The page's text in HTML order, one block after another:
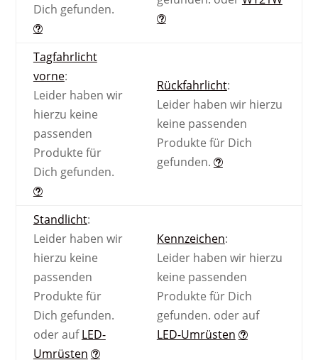
Dich gefunden.
Tagfahrlicht
vorne:
Leider haben wir
hierzu keine
passenden
Produkte für
Dich gefunden.
Rückfahrlicht:
Leider haben wir hierzu
keine passenden
Produkte für Dich
gefunden.
Standlicht:
Leider haben wir
hierzu keine
passenden
Produkte für
Dich gefunden.
oder aufLED-
Umrüsten
Kennzeichen:
Leider haben wir hierzu
keine passenden
Produkte für Dich
gefunden. oder auf
LED-Umrüsten